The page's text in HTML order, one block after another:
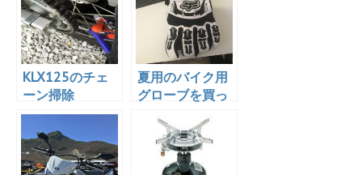
KLX125のチェ
ーン掃除
夏用のバイク用
グローブを買っ